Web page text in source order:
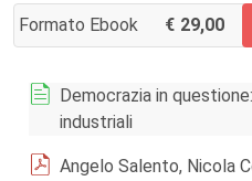
Formato Ebook 29,00
AGGIUNGI AL CARRELLO
Democrazia in
industriali
Angelo Salento, Nicola